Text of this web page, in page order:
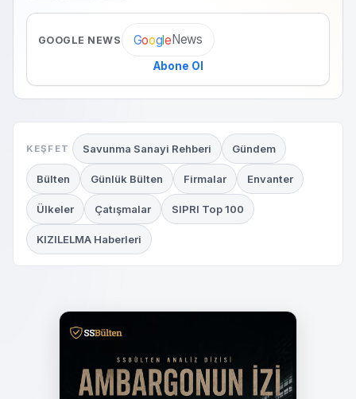
GOOGLE NEWS Google News
Abone Ol
KEŞFET Savunma Sanayi Rehberi Gündem
Bülten Günlük Bülten Firmalar Envanter
Ülkeler Çatışmalar SIPRI Top 100
KIZILELMA Haberleri